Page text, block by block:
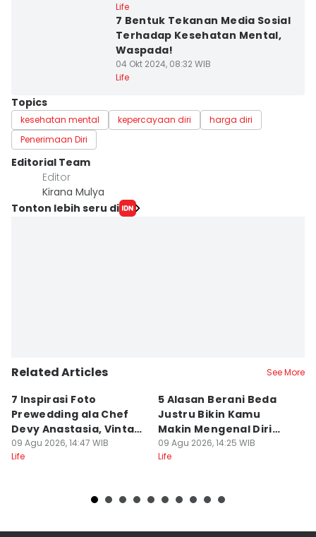
Life
7 Bentuk Tekanan Media Sosial
Terhadap Kesehatan Mental,
Waspada!
04 Okt 2024, 08:32 WIB
Life
Topics
kesehatan mental kepercayaan diri
harga diri
Penerimaan Diri
Editorial Team
Editor
Kirana Mulya
Tonton lebih seru di
Related Articles See More
7 Inspirasi Foto
Prewedding ala Chef
Devy Anastasia, Vintage
Romance!
09 Agu 2026, 14:47 WIB
Life
5 Alasan Berani Beda
Justru Bikin Kamu
Makin Mengenal Diri
Sendiri
09 Agu 2026, 14:25 WIB
Life